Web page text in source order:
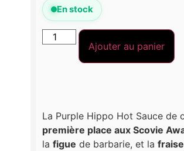
En stock
Ajouter au panier
La Purple Hippo Hot Sauce de
première place aux Scovie
la figue de barbarie, et la fraise